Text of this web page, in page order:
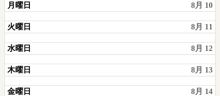
2026
月曜日 8月 10
火曜日 8月 11
水曜日 8月 12
木曜日 8月 13
金曜日 8月 14